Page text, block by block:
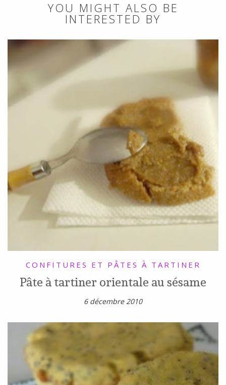
YOU MIGHT ALSO BE
INTERESTED BY
CONFITURES ET PÂTES À TARTINER
Pâte à tartiner orientale au sésame
6 décembre 2010